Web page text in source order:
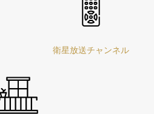
衛星放送チャンネル